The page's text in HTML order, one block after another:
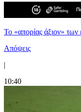
Το «απορίας άξιον»
Απόψεις
|
10:40